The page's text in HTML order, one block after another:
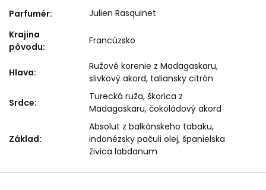
Parfumér:
Julien Rasquinet
Krajina
pôvodu:
Francúzsko
Hlava:
Ružové korenie z Madagaskaru,
slivkový akord, taliansky citrón
Srdce:
Turecká ruža, škorica z
Madagaskaru, čokoládový akord
Základ:
Absolut z balkánskeho tabaku,
indonézsky pačuli olej, španielska
živica labdanum